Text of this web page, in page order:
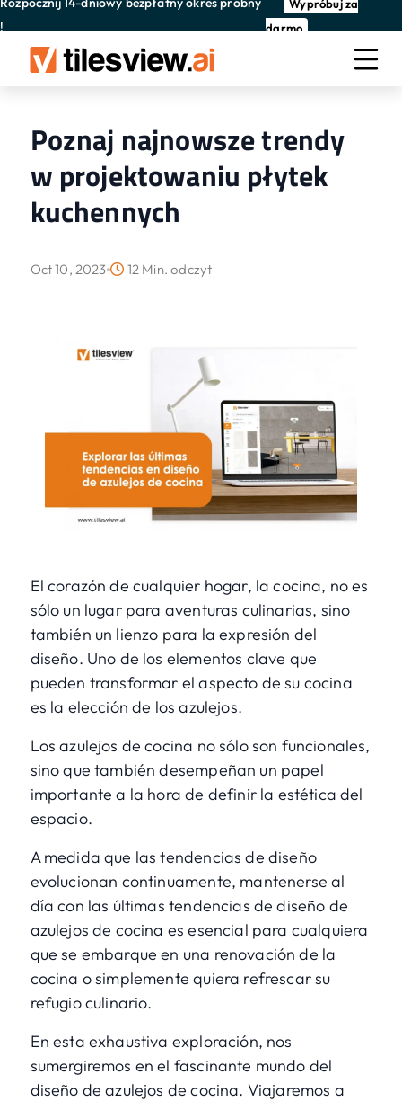
!
Wypróbuj za
darmo
Poznaj najnowsze trendy
w projektowaniu płytek
kuchennych
Oct 10, 2023 12 Min. odczyt
El corazón de cualquier hogar, la cocina, no es
sólo un lugar para aventuras culinarias, sino
también un lienzo para la expresión del
diseño. Uno de los elementos clave que
pueden transformar el aspecto de su cocina
es la elección de los azulejos.
Los azulejos de cocina no sólo son funcionales,
sino que también desempeñan un papel
importante a la hora de definir la estética del
espacio.
A medida que las tendencias de diseño
evolucionan continuamente, mantenerse al
día con las últimas tendencias de diseño de
azulejos de cocina es esencial para cualquiera
que se embarque en una renovación de la
cocina o simplemente quiera refrescar su
refugio culinario.
En esta exhaustiva exploración, nos
sumergiremos en el fascinante mundo del
diseño de azulejos de cocina. Viajaremos a